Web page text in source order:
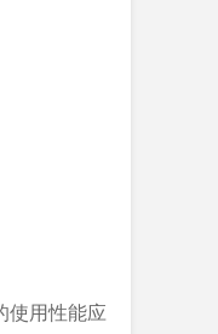
使用性能应